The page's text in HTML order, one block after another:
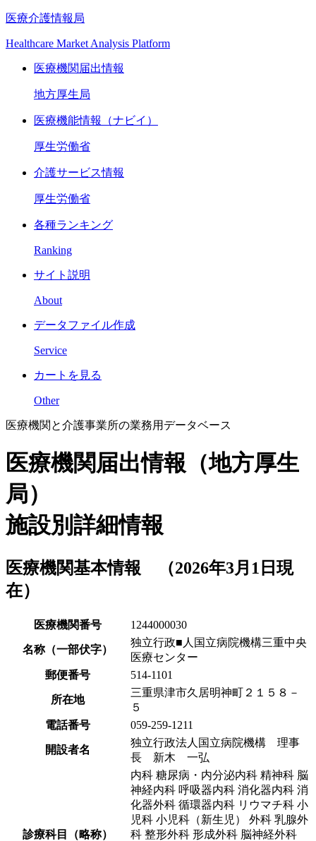
医療介護情報局
Healthcare Market Analysis Platform
医療機関届出情報
地方厚生局
医療機能情報（ナビイ）
厚生労働省
介護サービス情報
厚生労働省
各種ランキング
Ranking
サイト説明
About
データファイル作成
Service
カートを見る
Other
医療機関と介護事業所の業務用データベース
医療機関届出情報（地方厚生
局）
施設別詳細情報
医療機関基本情報 （2026年3月1日現
在）
医療機関番号 1244000030
名称（一部伏字）
独立行政■人国立病院機構三重中央
医療センター
郵便番号
514-1101
所在地
三重県津市久居明神町２１５８－
５
電話番号
059-259-1211
開設者名
独立行政法人国立病院機構 理事
長 新木 一弘
診療科目（略称）
内科 糖尿病・内分泌内科 精神科 脳
神経内科 呼吸器内科 消化器内科 消
化器外科 循環器内科 リウマチ科 小
児科 小児科（新生児） 外科 乳腺外
科 整形外科 形成外科 脳神経外科